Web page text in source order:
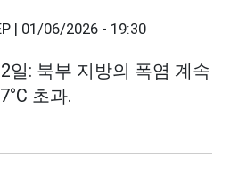
| 01/06/2026 - 19:30
일: 북부 지방의 폭염 계속
초과.